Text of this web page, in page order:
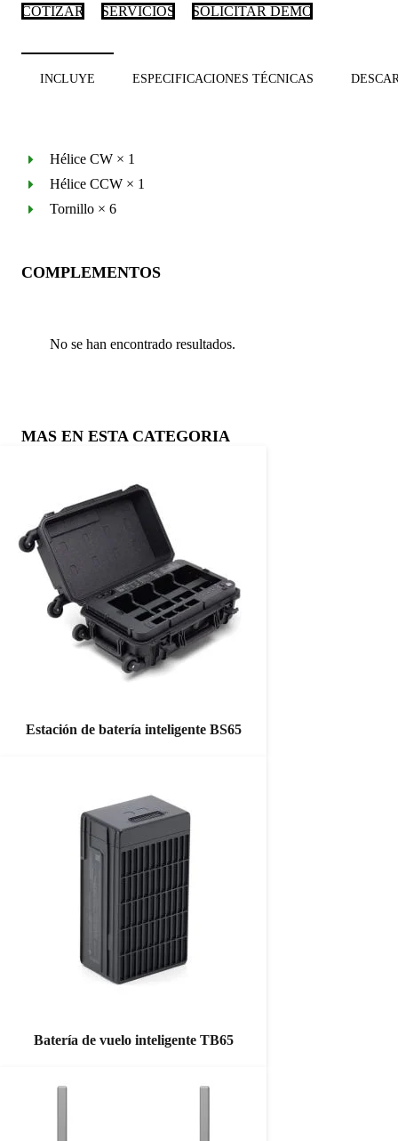
COTIZAR SERVICIOS SOLICITAR DEMO
INCLUYE ESPECIFICACIONES TÉCNICAS
Hélice CW × 1
Hélice CCW × 1
Tornillo × 6
COMPLEMENTOS
No se han encontrado resultados.
MAS EN ESTA CATEGORIA
Estación de batería inteligente BS65
Batería de vuelo inteligente TB65